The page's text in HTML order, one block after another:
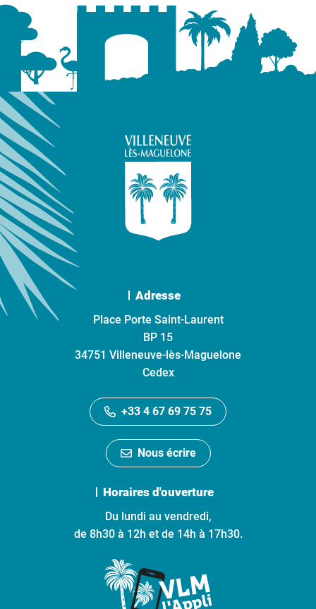
Adresse
Place Porte Saint-Laurent
BP 15
34751 Villeneuve-lès-Maguelone
Cedex
+33 4 67 69 75 75
Nous écrire
Horaires d'ouverture
Du lundi au vendredi,
de 8h30 à 12h et de 14h à 17h30.